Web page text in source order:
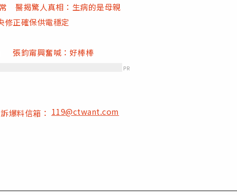
醫揭驚人真相：生病的是母親
正確保供電穩定
張鈞甯興奮喊：好棒棒
PR
訴爆料信箱：119@ctwant.com